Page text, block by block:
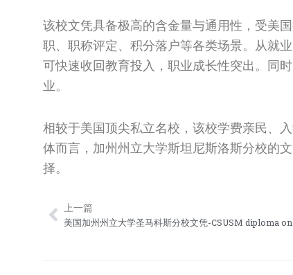
该校文凭具备极高的含金量与通用性，受美
职、职称评定、积分落户等各类场景。从就
可快速收回教育投入，职业成长性突出。同
业。
相较于美国顶尖私立名校，该校学费亲民、
体而言，加州州立大学斯坦尼斯洛斯分校的
择。
Prev
上一篇
美国加州州立大学圣马科斯分校文凭-CSUSM diploma